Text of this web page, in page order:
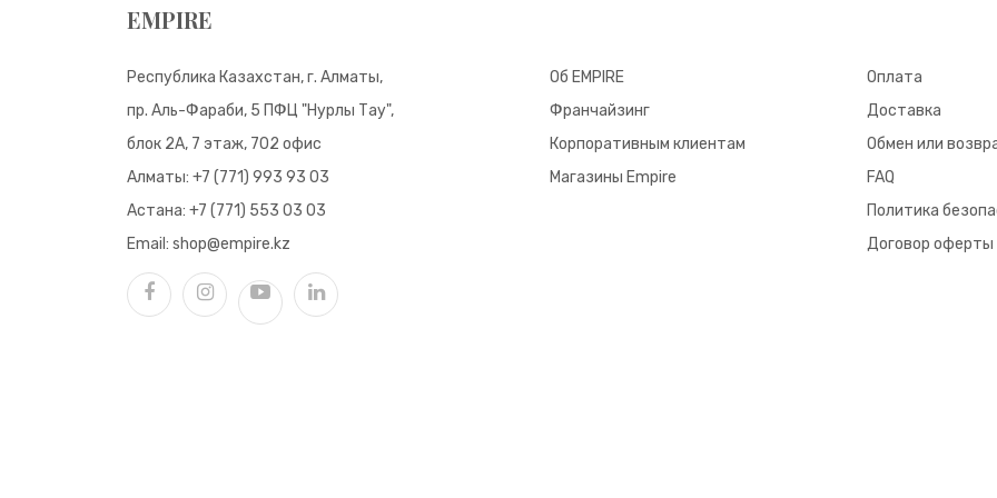
EMPIRE
Республика Казахстан, г. Алматы,
пр. Аль-Фараби, 5 ПФЦ "Нурлы Тау",
блок 2А, 7 этаж, 702 офис
Алматы: +7 (771) 993 93 03
Астана: +7 (771) 553 03 03
Email: shop@empire.kz
Об EMPIRE
Франчайзинг
Корпоративным клиентам
Магазины Empire
Оплата
Доставка
Обмен или
FAQ
Политика
Договор оферты